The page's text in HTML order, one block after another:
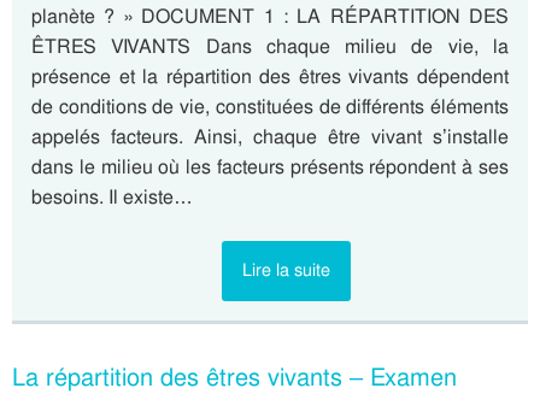
planète ? » DOCUMENT 1 : LA RÉPARTITION DES
ÊTRES VIVANTS Dans chaque milieu de vie, la
présence et la répartition des êtres vivants dépendent
de conditions de vie, constituées de différents éléments
appelés facteurs. Ainsi, chaque être vivant s’installe
dans le milieu où les facteurs présents répondent à ses
besoins. Il existe…
Lire la suite
La répartition des êtres vivants – Examen